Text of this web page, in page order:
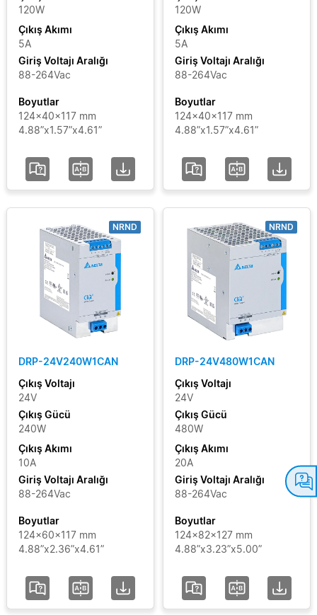
GT
LYTE
II
Akımı
Voltajı
Aralığı
Sertifikalar
Segment
Durumu
Ekle / Filtreleri
Kaldır
Filtreleri Temizle
120W
Çıkış Akımı
5A
Giriş Voltajı Aralığı
88-264Vac
Boyutlar
124x40x117 mm
4.88”x1.57”x4.61”
120W
Çıkış Akımı
5A
Giriş Voltajı Aralığı
88-264Vac
Boyutlar
124x40x117 mm
4.88”x1.57”x4.61”
NRND
DRP-24V240W1CAN
Çıkış Voltajı
24V
Çıkış Gücü
240W
Çıkış Akımı
10A
Giriş Voltajı Aralığı
88-264Vac
Boyutlar
124x60x117 mm
4.88”x2.36”x4.61”
NRND
DRP-24V480W1CAN
Çıkış Voltajı
24V
Çıkış Gücü
480W
Çıkış Akımı
20A
Giriş Voltajı Aralığı
88-264Vac
Boyutlar
124x82x127 mm
4.88”x3.23”x5.00”